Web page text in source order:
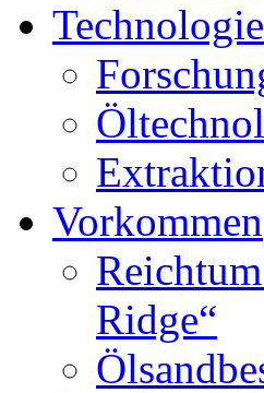
Technologie
Vorkommen
Ridge“